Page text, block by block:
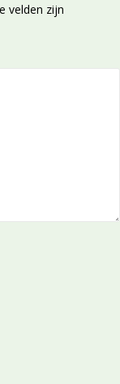
velden zijn